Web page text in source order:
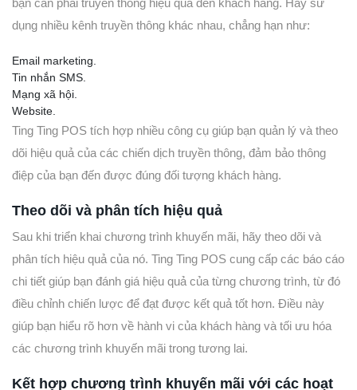
dụng nhiều kênh truyền thông khác nhau, chẳng hạn như:
Email marketing.
Tin nhắn SMS.
Mạng xã hội.
Website.
Ting Ting POS tích hợp nhiều công cụ giúp bạn quản lý và theo
dõi hiệu quả của các chiến dịch truyền thông, đảm bảo thông
điệp của bạn đến được đúng đối tượng khách hàng.
Theo dõi và phân tích hiệu quả
Sau khi triển khai chương trình khuyến mãi, hãy theo dõi và
phân tích hiệu quả của nó. Ting Ting POS cung cấp các báo cáo
chi tiết giúp bạn đánh giá hiệu quả của từng chương trình, từ đó
điều chỉnh chiến lược để đạt được kết quả tốt hơn. Điều này
giúp bạn hiểu rõ hơn về hành vi của khách hàng và tối ưu hóa
các chương trình khuyến mãi trong tương lai.
Kết hợp chương trình khuyến mãi với các hoạt